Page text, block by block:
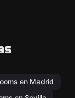
en Madrid